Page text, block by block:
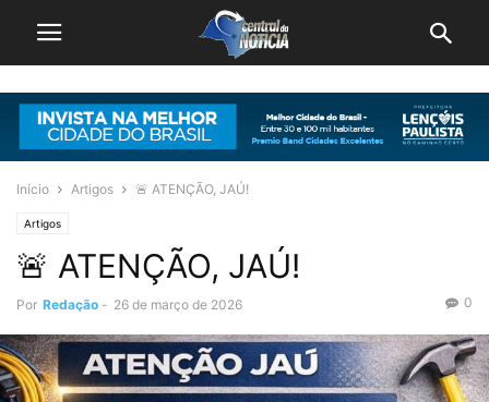
Início Artigos 🚨 ATENÇÃO, JAÚ!
Artigos
🚨 ATENÇÃO, JAÚ!
Por Redação - 26 de março de 2026 0